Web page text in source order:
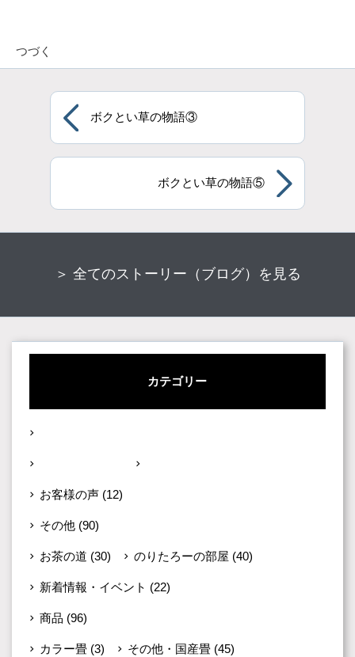
つづく
ボクとい草の物語③
ボクとい草の物語⑤
＞ 全てのストーリー（ブログ）を見る
カテゴリー
お客様の声 (12)
その他 (90)
お茶の道 (30) のりたろーの部屋 (40)
新着情報・イベント (22)
商品 (96)
カラー畳 (3) その他・国産畳 (45)